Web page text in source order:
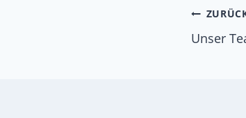
Unser